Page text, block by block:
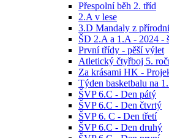
Přespolní běh 2. tříd
2.A v lese
3.D Mandaly z
ŠD 2.A a 1.A - 2024 -
První třídy - pěší výlet
Atletický čtyřboj 5.
Za krásami HK -
Týden basketbalu na
ŠVP 6.C - Den pátý
ŠVP 6.C - Den čtvrtý
ŠVP 6. C - Den třetí
ŠVP 6.C - Den druhý